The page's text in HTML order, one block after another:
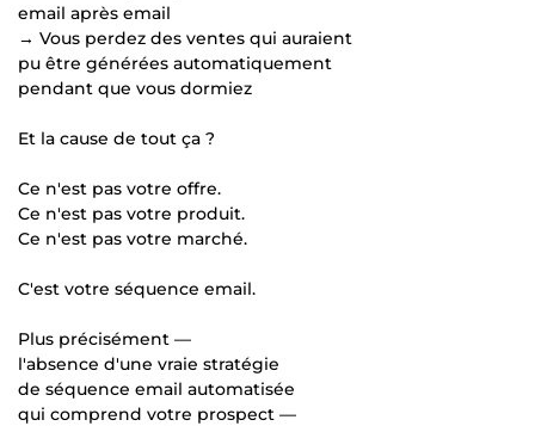
email après email
→ Vous perdez des ventes qui auraient
pu être générées automatiquement
pendant que vous dormiez
Et la cause de tout ça ?
Ce n'est pas votre offre.
Ce n'est pas votre produit.
Ce n'est pas votre marché.
C'est votre séquence email.
Plus précisément —
l'absence d'une vraie stratégie
de séquence email automatisée
qui comprend votre prospect —